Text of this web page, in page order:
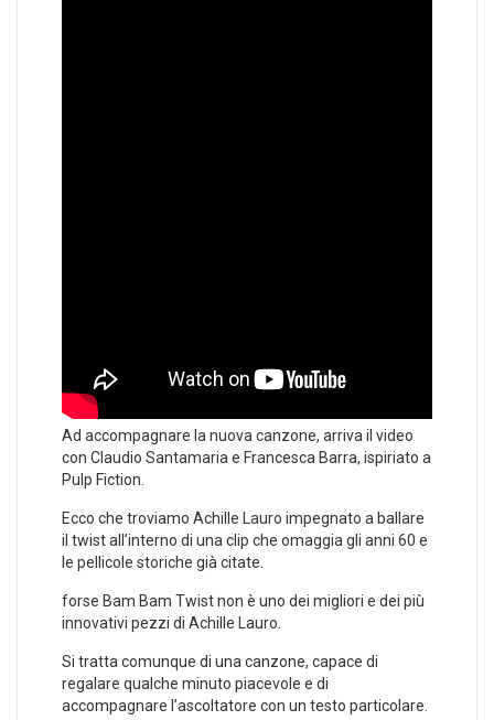
Ad accompagnare la nuova canzone, arriva il video
con Claudio Santamaria e Francesca Barra, ispiriato a
Pulp Fiction.
Ecco che troviamo Achille Lauro impegnato a ballare
il twist all’interno di una clip che omaggia gli anni 60 e
le pellicole storiche già citate.
forse Bam Bam Twist non è uno dei migliori e dei più
innovativi pezzi di Achille Lauro.
Si tratta comunque di una canzone, capace di
regalare qualche minuto piacevole e di
accompagnare l’ascoltatore con un testo particolare.